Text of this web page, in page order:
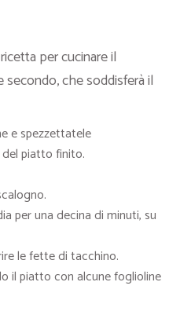
per cucinare il
che soddisferà il
e spezzettatele
del piatto finito.
per una decina di minuti, su
le fette di tacchino.
il piatto con alcune foglioline